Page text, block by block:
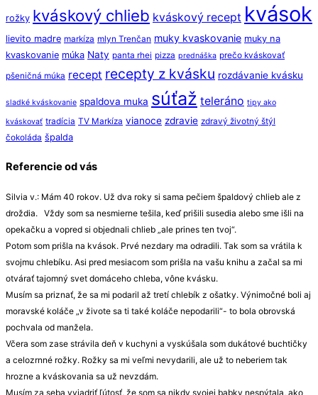
rožky kváskový chlieb kváskový recept kvások
lievito madre markíza mlyn Trenčan muky kvaskovanie muky na
kvaskovanie múka Naty panta rhei pizza prednáška prečo kváskovať
pšeničná múka recept recepty z kvásku rozdávanie kvásku
sladké kváskovanie spaldova muka súťaž teleráno tipy ako
kváskovať tradícia TV Markíza vianoce zdravie zdravý životný štýl
čokoláda špalda
Referencie od vás
Silvia v.: Mám 40 rokov. Už dva roky si sama pečiem špaldový chlieb ale z
droždia. Vždy som sa nesmierne tešila, keď prišili susedia alebo sme išli na
opekačku a vopred si objednali chlieb „ale prines ten tvoj“.
Potom som prišla na kvások. Prvé nezdary ma odradili. Tak som sa vrátila k
svojmu chlebíku. Asi pred mesiacom som prišla na vašu knihu a začal sa mi
otvárať tajomný svet domáceho chleba, vône kvásku.
Musím sa priznať, že sa mi podaril až tretí chlebík z ošatky. Výnimočné boli aj
moravské koláče „v živote sa ti také koláče nepodarili“- to bola obrovská
pochvala od manžela.
Včera som zase strávila deň v kuchyni a vyskúšala som dukátové buchtičky
a celozrnné rožky. Rožky sa mi veľmi nevydarili, ale už to neberiem tak
hrozne a kváskovania sa už nevzdám.
Musím za seba vyjadriť ľútosť, že som sa nikdy svojej babky nespýtala, ako